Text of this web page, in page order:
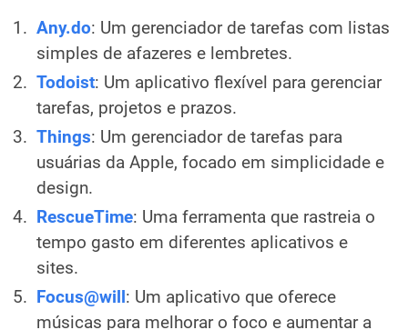
Any.do: Um gerenciador de tarefas com listas
simples de afazeres e lembretes.
Todoist: Um aplicativo flexível para gerenciar
tarefas, projetos e prazos.
Things: Um gerenciador de tarefas para
usuárias da Apple, focado em simplicidade e
design.
RescueTime: Uma ferramenta que rastreia o
tempo gasto em diferentes aplicativos e
sites.
Focus@will: Um aplicativo que oferece
músicas para melhorar o foco e aumentar a